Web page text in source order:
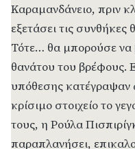
Καραμανδάνειο, πριν
εξετάσει τις
Τότε… θα μπορούσε να
θανάτου του βρέφους.
υπόθεσης κατέγραψαν
κρίσιμο στοιχείο το
τους, η Ρούλα
παραπλανήσει,